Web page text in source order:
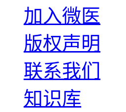
加入微医
版权声明
联系我们
知识库